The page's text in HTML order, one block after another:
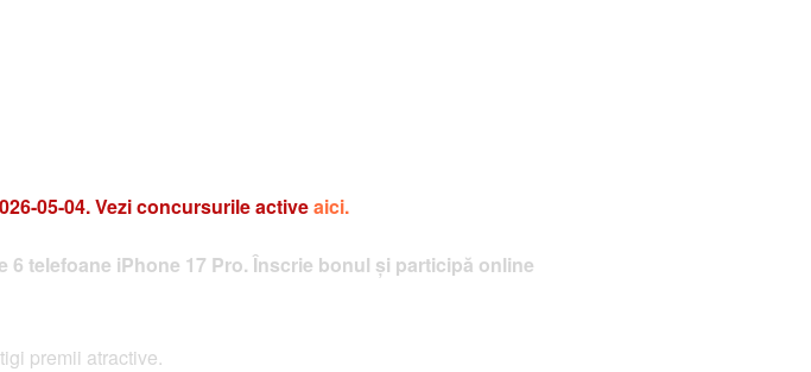
05-04. Vezi concursurile activeaici.
telefoane iPhone 17 Pro. Înscrie bonul și participă online
premii atractive.